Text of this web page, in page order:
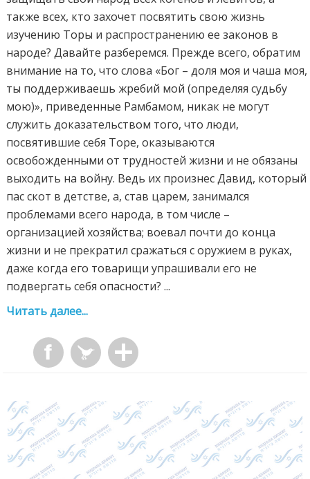
также всех, кто захочет посвятить свою жизнь
изучению Торы и распространению ее законов в
народе? Давайте разберемся. Прежде всего, обратим
внимание на то, что слова «Бог – доля моя и чаша моя,
ты поддерживаешь жребий мой (определяя судьбу
мою)», приведенные Рамбамом, никак не могут
служить доказательством того, что люди,
посвятившие себя Торе, оказываются
освобожденными от трудностей жизни и не обязаны
выходить на войну. Ведь их произнес Давид, который
пас скот в детстве, а, став царем, занимался
проблемами всего народа, в том числе –
организацией хозяйства; воевал почти до конца
жизни и не прекратил сражаться с оружием в руках,
даже когда его товарищи упрашивали его не
подвергать себя опасности? ...
Читать далее...